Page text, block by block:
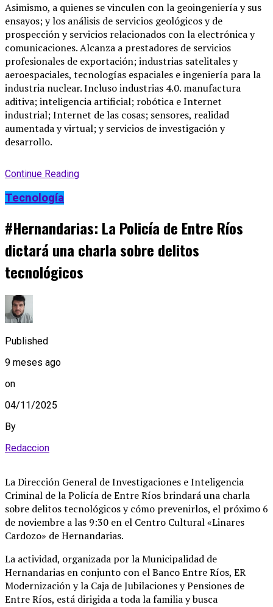
Asimismo, a quienes se vinculen con la geoingeniería y sus
ensayos; y los análisis de servicios geológicos y de
prospección y servicios relacionados con la electrónica y
comunicaciones. Alcanza a prestadores de servicios
profesionales de exportación; industrias satelitales y
aeroespaciales, tecnologías espaciales e ingeniería para la
industria nuclear. Incluso industrias 4.0. manufactura
aditiva; inteligencia artificial; robótica e Internet
industrial; Internet de las cosas; sensores, realidad
aumentada y virtual; y servicios de investigación y
desarrollo.
Continue Reading
Tecnología
#Hernandarias: La Policía de Entre Ríos
dictará una charla sobre delitos
tecnológicos
Published
9 meses ago
on
04/11/2025
By
Redaccion
La Dirección General de Investigaciones e Inteligencia
Criminal de la Policía de Entre Ríos brindará una charla
sobre delitos tecnológicos y cómo prevenirlos, el próximo 6
de noviembre a las 9:30 en el Centro Cultural «Linares
Cardozo» de Hernandarias.
La actividad, organizada por la Municipalidad de
Hernandarias en conjunto con el Banco Entre Ríos, ER
Modernización y la Caja de Jubilaciones y Pensiones de
Entre Ríos, está dirigida a toda la familia y busca